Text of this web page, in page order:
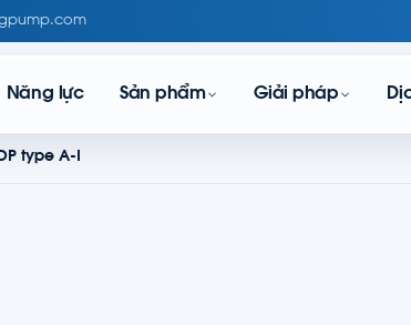
Năng lực Sản phẩm Giải pháp
type A-I